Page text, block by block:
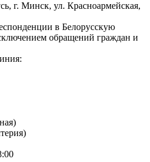
г. Минск, ул. Красноармейская,
в Белорусскую
обращений граждан и